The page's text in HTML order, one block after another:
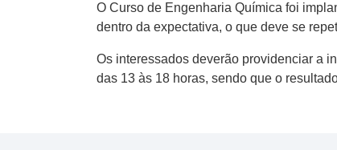
O Curso de Engenharia Química foi
dentro da expectativa, o que deve se
Os interessados deverão providenciar a
das 13 às 18 horas, sendo que o